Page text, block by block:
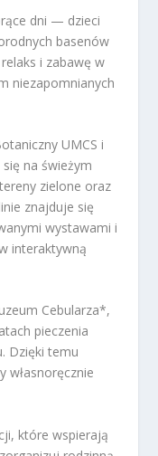
dni — dzieci
basenów
i zabawę w
niezapomnianych
UMCS i
na świeżym
zielone oraz
znajduje się
wystawami i
interaktywną
Cebularza*,
pieczenia
Dzięki temu
własnoręcznie
które wspierają